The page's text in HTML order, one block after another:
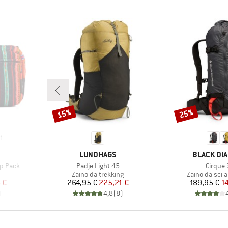
1
Pack
€
MARCHIO
LUNDHAGS
Articolo
Padje Light 45
Gruppo di prodotti
Zaino da trekking
Prezzo
264,95 €Prezzo ridotto
225,21 €
4,8(8)
Sconto
15%
MARCHIO
BLACK
Articolo
Cirque
Gruppo di
Zaino da sci
189,95 €
Sconto
25%